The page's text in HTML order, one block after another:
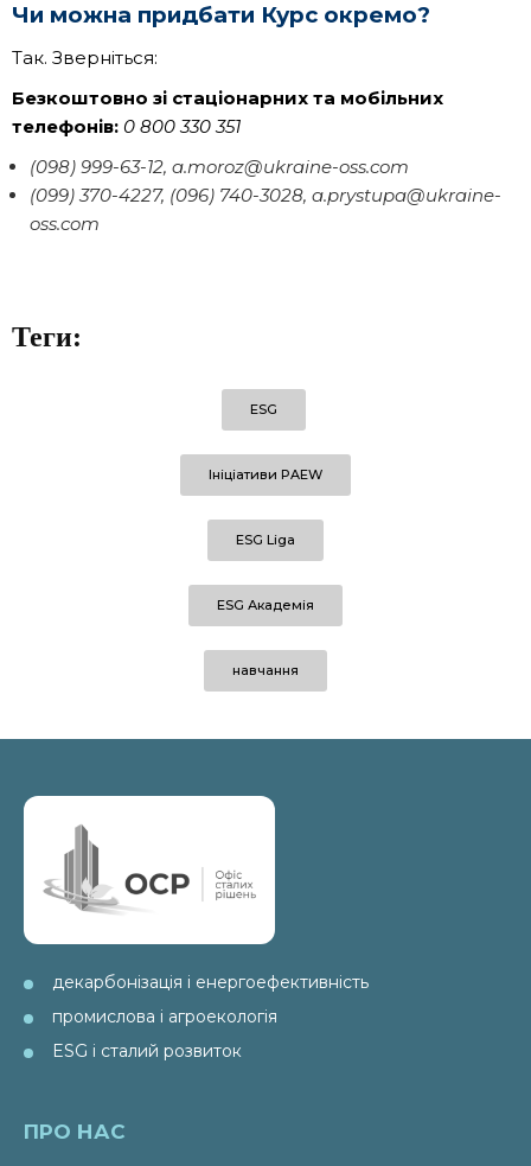
Чи можна придбати Курс окремо?
Так. Зверніться:
Безкоштовно зі стаціонарних та мобільних
телефонів: 0 800 330 351
(098) 999-63-12, a.moroz@ukraine-oss.com
(099) 370-4227, (096) 740-3028, a.prystupa@ukraine-
oss.com
Теги:
ESG
Ініціативи PAEW
ESG Liga
ESG Академія
навчання
декарбонізація і енергоефективність
промислова і агроекологія
ESG і сталий розвиток
ПРО НАС